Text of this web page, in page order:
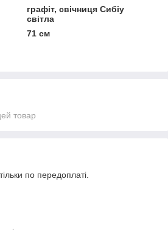
графіт, свічниця Сибіу
світла
71 см
товар
по передоплаті.